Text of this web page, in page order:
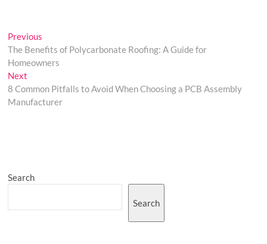
Post
navigation
Previous
post:
The Benefits of Polycarbonate Roofing: A Guide for
Homeowners
Next
post:
8 Common Pitfalls to Avoid When Choosing a PCB Assembly
Manufacturer
Search
Search